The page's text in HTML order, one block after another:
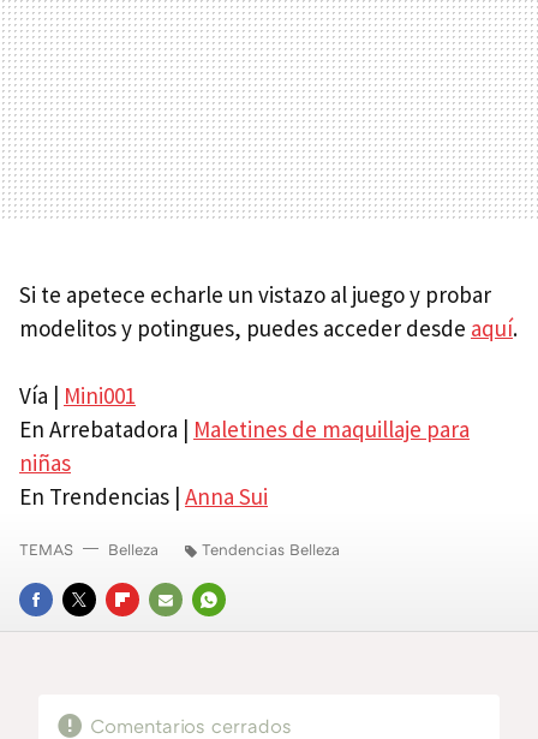
Si te apetece echarle un vistazo al juego y probar
modelitos y potingues, puedes acceder desde aquí.
Vía | Mini001
En Arrebatadora | Maletines de maquillaje para
niñas
En Trendencias | Anna Sui
FACEBOOK
TWITTERFLIPBOARD
E-
WHATSAPP
TEMAS Belleza Tendencias Belleza
Comentarios cerrados